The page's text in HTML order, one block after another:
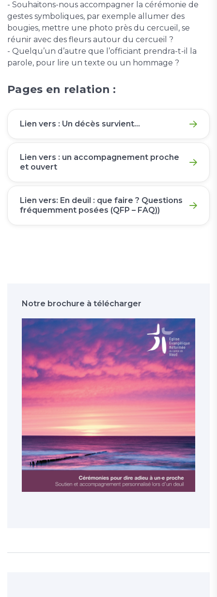
- Souhaitons-nous accompagner la cérémonie de
gestes symboliques, par exemple allumer des
bougies, mettre une photo près du cercueil, se
réunir avec des fleurs autour du cercueil ?
- Quelqu’un d’autre que l’officiant prendra-t-il la
parole, pour lire un texte ou un hommage ?
Pages en relation :
Lien vers : Un décès survient...
Lien vers : un accompagnement proche
et ouvert
Lien vers: En deuil : que faire ? Questions
fréquemment posées (QFP – FAQ))
Notre brochure à télécharger